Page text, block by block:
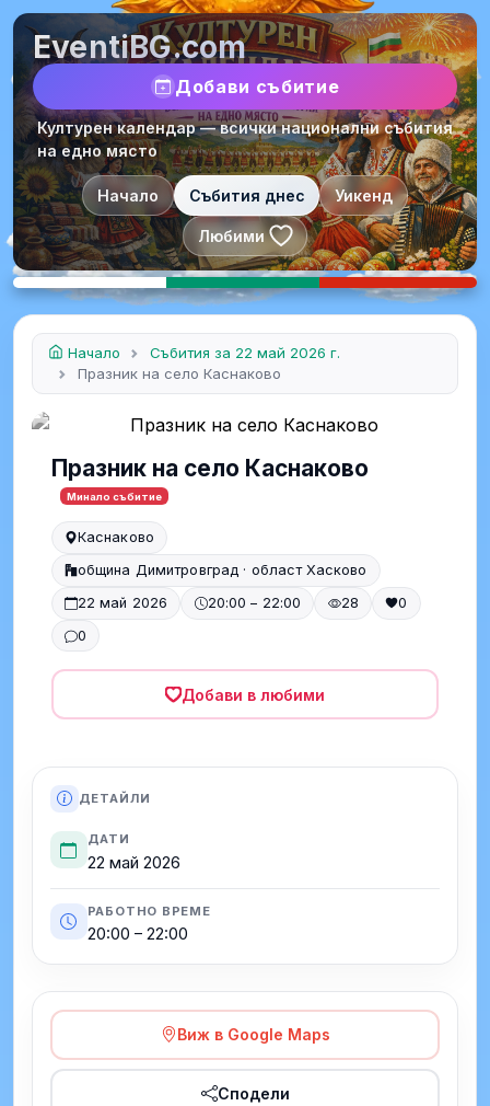
EventiBG.com
Добави събитие
Културен календар — всички национални събития
на едно място
Начало Събития днес Уикенд
Любими
Начало
Събития за 22 май 2026 г.
Празник на село Каснаково
Празник на село Каснаково
Минало събитие
Каснаково
община Димитровград · област Хасково
22 май 2026
20:00 – 22:00 28
0
0
Добави в любими
ДЕТАЙЛИ
ДАТИ
22 май 2026
РАБОТНО ВРЕМЕ
20:00 – 22:00
Виж в Google Maps
Сподели